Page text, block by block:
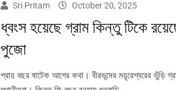
Sri Pritam October 20, 2025
ধ্বংস হয়েছে গ্রাম কিন্তু টিকে
পুজো
প্রায় বছর ষাটেক আগের কথা। বীরভূমের ময়ূরেশ্বরের ভুঁড়ি